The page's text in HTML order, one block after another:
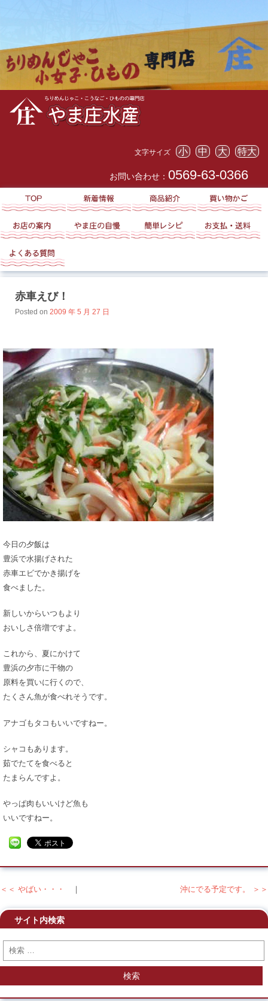
文字サイズ 小 中 大 特大
お問い合わせ： 0569-63-0366
赤車えび！
Posted on 2009 年 5 月 27 日
今日の夕飯は
豊浜で水揚げされた
赤車エビでかき揚げを
食べました。
新しいからいつもより
おいしさ倍増ですよ。
これから、夏にかけて
豊浜の夕市に干物の
原料を買いに行くので、
たくさん魚が食べれそうです。
アナゴもタコもいいですねー。
シャコもあります。
茹でたてを食べると
たまらんですよ。
やっぱ肉もいいけど魚も
いいですねー。
投稿ナビゲーション
＜＜ やばい・・・ ｜ 沖にでる予定です。 ＞＞
サイト内検索
検索